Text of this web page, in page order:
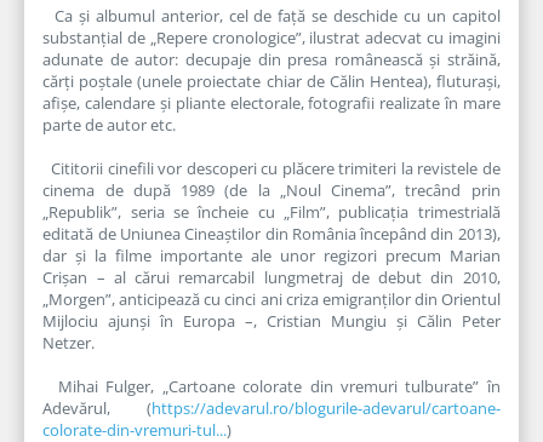
Ca și albumul anterior, cel de față se deschide cu un capitol
substanțial de „Repere cronologice”, ilustrat adecvat cu imagini
adunate de autor: decupaje din presa românească și străină,
cărți poștale (unele proiectate chiar de Călin Hentea), fluturași,
afișe, calendare și pliante electorale, fotografii realizate în mare
parte de autor etc.
Cititorii cinefili vor descoperi cu plăcere trimiteri la revistele de
cinema de după 1989 (de la „Noul Cinema”, trecând prin
„Republik”, seria se încheie cu „Film”, publicația trimestrială
editată de Uniunea Cineaștilor din România începând din 2013),
dar și la filme importante ale unor regizori precum Marian
Crișan – al cărui remarcabil lungmetraj de debut din 2010,
„Morgen”, anticipează cu cinci ani criza emigranților din Orientul
Mijlociu ajunși în Europa –, Cristian Mungiu și Călin Peter
Netzer.
Mihai Fulger, „Cartoane colorate din vremuri tulburate” în
Adevărul, (https://adevarul.ro/blogurile-adevarul/cartoane-
colorate-din-vremuri-tul...)